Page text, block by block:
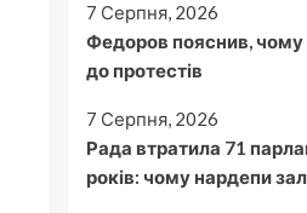
7 Серпня, 2026
Федоров пояснив, чому
до протестів
7 Серпня, 2026
Рада втратила 71
років: чому нардепи